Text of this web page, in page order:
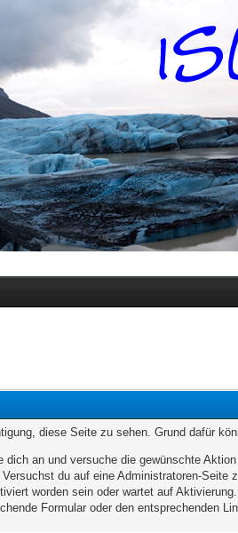
diese Seite zu sehen. Grund dafür
an und versuche die gewünschte Aktion
du auf eine Administratoren-
worden sein oder wartet auf Aktivierung.
Formular oder den entsprechenden